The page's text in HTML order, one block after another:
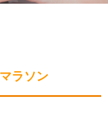
ラソン